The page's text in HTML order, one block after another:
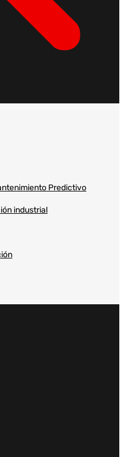
Predictivo
industrial